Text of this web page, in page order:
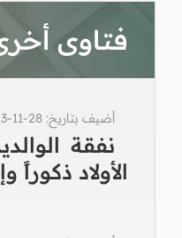
فتاوى
أضيف بتاريخ: 28-11-2023
نفقة
الأولاد ذكوراً